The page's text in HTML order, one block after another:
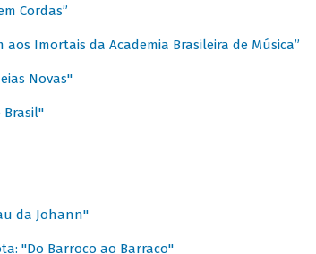
Cordas”
aos Imortais da Academia Brasileira de Música”
Novas"
Brasil"
da Johann"
"Do Barroco ao Barraco"